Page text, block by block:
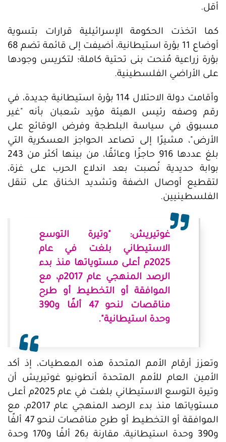
أقل.
كما اتخذت الحكومة الإسرائيلية قرارات بتسوية
أوضاع 11 بؤرة استيطانية، أضيفت إلى قائمة تضم 68
بؤرة زراعية مُنحت بنى تحتية كاملة؛ لتكريس وجودها
على الأراضي الفلسطينية.
وأقامت دولة الاحتلال 114 بؤرة استيطانية جديدة، في
رقم وصفه رئيس الهيئة مؤيد شعبان بأنه "غير
مسبوق في سياسة البلطجة وفرض الوقائع على
الأرض"، مشيرًا إلى تصاعد الحواجز العسكرية التي
بلغ عددها 916 حاجزًا وعائقًا، من بينها أكثر من 243
بوابة حديدية نُصبت بعد اندلاع الحرب على غزة،
لتقطيع أوصال الضفة وتشديد الخناق على تنقل
الفلسطينيين.
غوتيريش: "وتيرة التوسع
الاستيطاني بلغت في عام
2025م أعلى مستوياتها منذ بدء
الرصد المنهجي عام 2017م، مع
الموافقة أو التخطيط أو طرح
مناقصات لنحو 47 ألفًا و390
وحدة استيطانية".
وتعزز أرقام الأمم المتحدة هذه المعطيات، إذ أكد
الأمين العام للأمم المتحدة أنطونيو غوتيريش أن
وتيرة التوسع الاستيطاني بلغت في عام 2025م أعلى
مستوياتها منذ بدء الرصد المنهجي عام 2017م، مع
الموافقة أو التخطيط أو طرح مناقصات لنحو 47 ألفًا
و390 وحدة استيطانية، مقارنة بـ26 ألفًا و170 وحدة